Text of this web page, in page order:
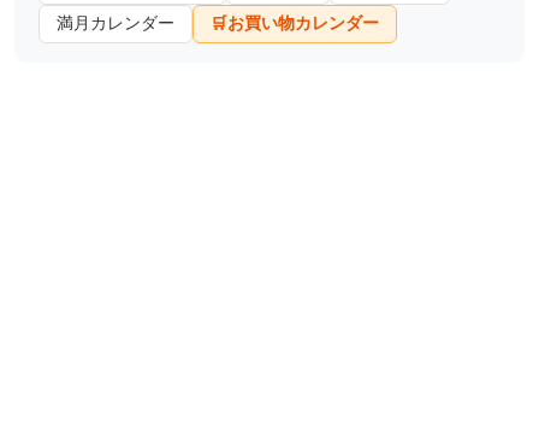
1962年 福山哲郎、政治家
満月カレンダー 🛒お買い物カレンダー